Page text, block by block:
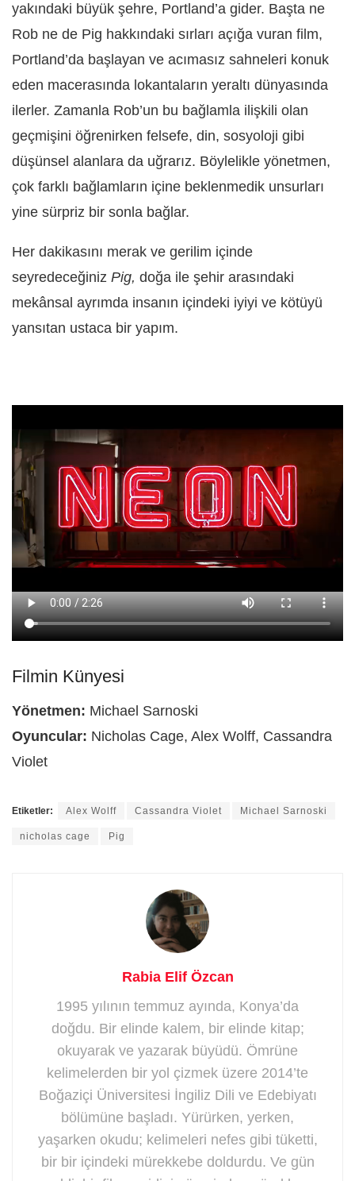
yakındaki büyük şehre, Portland’a gider. Başta ne
Rob ne de Pig hakkındaki sırları açığa vuran film,
Portland’da başlayan ve acımasız sahneleri konuk
eden macerasında lokantaların yeraltı dünyasında
ilerler. Zamanla Rob’un bu bağlamla ilişkili olan
geçmişini öğrenirken felsefe, din, sosyoloji gibi
düşünsel alanlara da uğrarız. Böylelikle yönetmen,
çok farklı bağlamların içine beklenmedik unsurları
yine sürpriz bir sonla bağlar.
Her dakikasını merak ve gerilim içinde
seyredeceğiniz Pig, doğa ile şehir arasındaki
mekânsal ayrımda insanın içindeki iyiyi ve kötüyü
yansıtan ustaca bir yapım.
Filmin Künyesi
Yönetmen: Michael Sarnoski
Oyuncular: Nicholas Cage, Alex Wolff, Cassandra
Violet
Etiketler: Alex Wolff Cassandra Violet Michael Sarnoski
nicholas cage Pig
Rabia Elif Özcan
1995 yılının temmuz ayında, Konya’da
doğdu. Bir elinde kalem, bir elinde kitap;
okuyarak ve yazarak büyüdü. Ömrüne
kelimelerden bir yol çizmek üzere 2014’te
Boğaziçi Üniversitesi İngiliz Dili ve Edebiyatı
bölümüne başladı. Yürürken, yerken,
yaşarken okudu; kelimeleri nefes gibi tüketti,
bir bir içindeki mürekkebe doldurdu. Ve gün